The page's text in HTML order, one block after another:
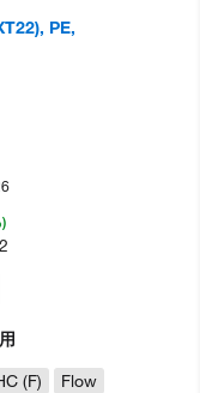
PE,
(F)
Flow